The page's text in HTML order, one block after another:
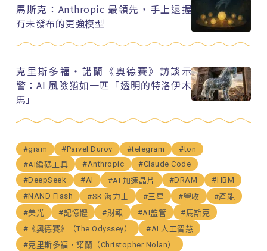
馬斯克：Anthropic 最領先，手上還握
有未發布的更強模型
克里斯多福・諾蘭《奧德賽》訪談示
警：AI 風險猶如一匹「透明的特洛伊木
馬」
#gram #Parvel Durov #telegram
#ton
#AI編碼工具
#Anthropic
#Claude Code
#DeepSeek
#AI #AI 加速晶片 #DRAM
#HBM
#NAND Flash
#SK 海力士 #三星 #營收
#產能
#美光
#記憶體 #財報 #AI監管
#馬斯克
#《奧德賽》（The Odyssey）
#AI 人工智慧
#克里斯多福・諾蘭（Christopher Nolan）